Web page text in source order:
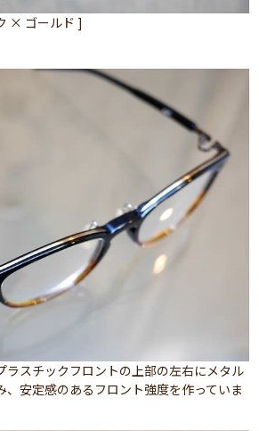
× ゴールド ]
ラスチックフロントの上部の左右にメタル
、安定感のあるフロント強度を作っていま